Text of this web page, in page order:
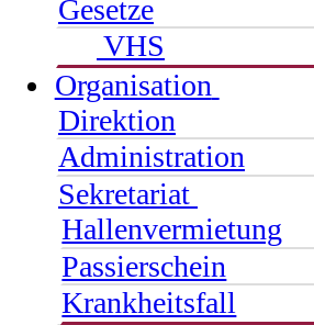
Gesetze
VHS
Organisation
Direktion
Administration
Sekretariat
Hallenvermietung
Passierschein
Krankheitsfall